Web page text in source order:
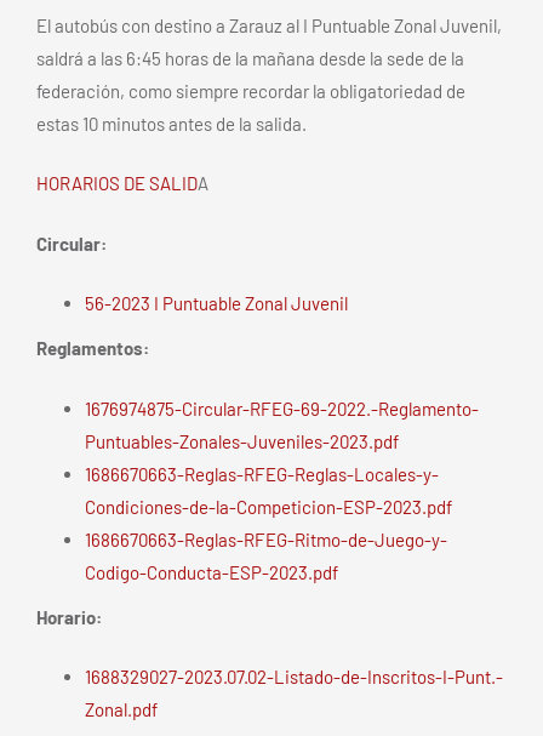
El autobús con destino a Zarauz al I Puntuable Zonal Juvenil,
saldrá a las 6:45 horas de la mañana desde la sede de la
federación, como siempre recordar la obligatoriedad de
estas 10 minutos antes de la salida.
HORARIOS DE SALIDA
Circular:
56-2023 I Puntuable Zonal Juvenil
Reglamentos:
1676974875-Circular-RFEG-69-2022.-Reglamento-
Puntuables-Zonales-Juveniles-2023.pdf
1686670663-Reglas-RFEG-Reglas-Locales-y-
Condiciones-de-la-Competicion-ESP-2023.pdf
1686670663-Reglas-RFEG-Ritmo-de-Juego-y-
Codigo-Conducta-ESP-2023.pdf
Horario:
1688329027-2023.07.02-Listado-de-Inscritos-I-Punt.-
Zonal.pdf